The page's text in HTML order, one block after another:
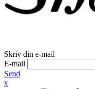
Skriv din e-mail
E-mail
Send
x